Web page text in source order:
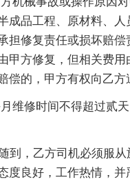
成品工程、原材料、人
担修复责任或损坏赔偿
甲方修复，但相关费用
偿的，甲方有权向乙方
修时间不得超过贰天
，乙方司机必须服从
度良好，工作热情，并